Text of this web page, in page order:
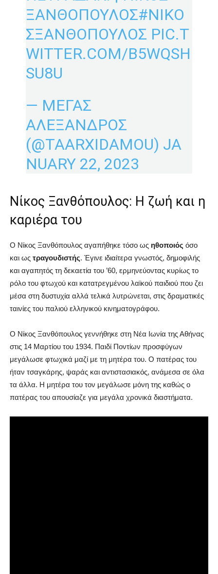
ΞΑΝΘΟΠΟΥΛΟΣ#ΝΙΚΟ
ΣΞΑΝΘΟΠΟΥΛΟΣ PIC.T
WITTER.COM/B5WQSH
SU8U
— ΜΕΓΑΣ
ΑΛΕΞΑΝΔΡΟΣ
(@TAARXIDAMOU) JA
NUARY 22, 2023
Νίκος Ξανθόπουλος: Η ζωή και η
καριέρα του
Ο Νίκος Ξανθόπουλος αγαπήθηκε τόσο ως ηθοποιός όσο
και ως τραγουδιστής. Έγινε ιδιαίτερα γνωστός, δημοφιλής
και αγαπητός τη δεκαετία του ’60, ερμηνεύοντας κυρίως το
ρόλο του φτωχού και κατατρεγμένου λαϊκού παιδιού που ζει
μέσα στη δυστυχία αλλά τελικά λυτρώνεται, στις δραματικές
ταινίες του παλιού ελληνικού κινηματογράφου.
Ο Νίκος Ξανθόπουλος γεννήθηκε στη Νέα Ιωνία της Αθήνας
στις 14 Μαρτίου του 1934. Παιδί Ποντίων προσφύγων
μεγάλωσε φτωχικά μαζί με τη μητέρα του. Ο πατέρας του
ήταν τσαγκάρης, ψαράς και αντιστασιακός, ανάμεσα σε όλα
τα άλλα. Η μητέρα του τον μεγάλωσε μόνη της καθώς ο
πατέρας του απουσίαζε για μεγάλα χρονικά διαστήματα.